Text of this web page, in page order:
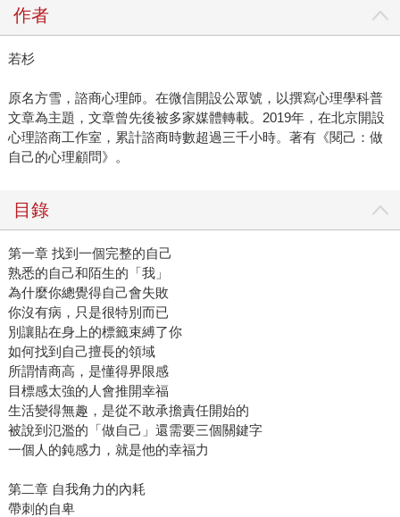
作者
若杉
原名方雪，諮商心理師。在微信開設公眾號，以撰寫心理學科普
文章為主題，文章曾先後被多家媒體轉載。2019年，在北京開設
心理諮商工作室，累計諮商時數超過三千小時。著有《閱己：做
自己的心理顧問》。
目錄
第一章 找到一個完整的自己
熟悉的自己和陌生的「我」
為什麼你總覺得自己會失敗
你沒有病，只是很特別而已
別讓貼在身上的標籤束縛了你
如何找到自己擅長的領域
所謂情商高，是懂得界限感
目標感太強的人會推開幸福
生活變得無趣，是從不敢承擔責任開始的
被說到氾濫的「做自己」還需要三個關鍵字
一個人的鈍感力，就是他的幸福力
第二章 自我角力的內耗
帶刺的自卑